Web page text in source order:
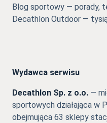
Blog sportowy — porady,
Decathlon Outdoor —
Wydawca serwisu
Decathlon Sp. z o.o. —
sportowych działająca w
obejmująca 63 sklepy